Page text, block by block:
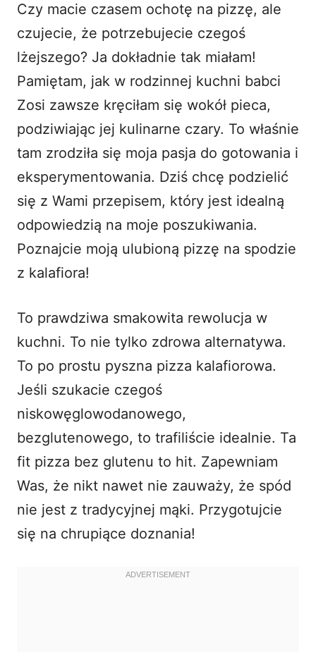
i
d
e
o
Czy macie czasem ochotę na pizzę, ale
czujecie, że potrzebujecie czegoś
lżejszego? Ja dokładnie tak miałam!
Pamiętam, jak w rodzinnej kuchni babci
Zosi zawsze kręciłam się wokół pieca,
podziwiając jej kulinarne czary. To właśnie
tam zrodziła się moja pasja do gotowania i
eksperymentowania. Dziś chcę podzielić
się z Wami przepisem, który jest idealną
odpowiedzią na moje poszukiwania.
Poznajcie moją ulubioną pizzę na spodzie
z kalafiora!
To prawdziwa smakowita rewolucja w
kuchni. To nie tylko zdrowa alternatywa.
To po prostu pyszna pizza kalafiorowa.
Jeśli szukacie czegoś
niskowęglowodanowego,
bezglutenowego, to trafiliście idealnie. Ta
fit pizza bez glutenu to hit. Zapewniam
Was, że nikt nawet nie zauważy, że spód
nie jest z tradycyjnej mąki. Przygotujcie
się na chrupiące doznania!